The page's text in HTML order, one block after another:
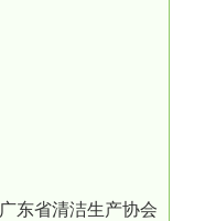
广东省清洁生产协会